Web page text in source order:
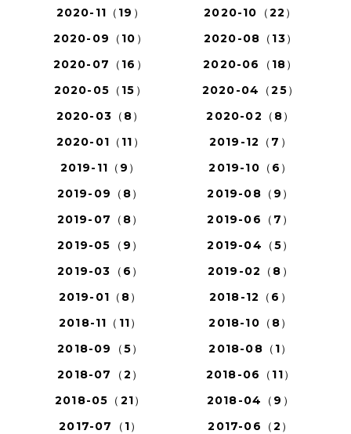
2020-11（19）
2020-10（22）
2020-09（10）
2020-08（13）
2020-07（16）
2020-06（18）
2020-05（15）
2020-04（25）
2020-03（8）
2020-02（8）
2020-01（11）
2019-12（7）
2019-11（9）
2019-10（6）
2019-09（8）
2019-08（9）
2019-07（8）
2019-06（7）
2019-05（9）
2019-04（5）
2019-03（6）
2019-02（8）
2019-01（8）
2018-12（6）
2018-11（11）
2018-10（8）
2018-09（5）
2018-08（1）
2018-07（2）
2018-06（11）
2018-05（21）
2018-04（9）
2017-07（1）
2017-06（2）